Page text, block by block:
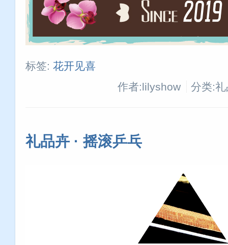
标签: 花开见喜
作者:lilyshow
分类:
礼品卉 · 摇滚乒乓